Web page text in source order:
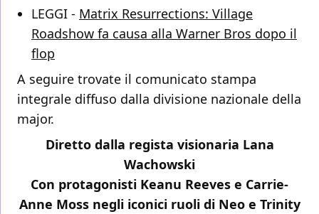
LEGGI - Matrix Resurrections: Village
Roadshow fa causa alla Warner Bros dopo il
flop
A seguire trovate il comunicato stampa
integrale diffuso dalla divisione nazionale della
major.
Diretto dalla regista visionaria Lana
Wachowski
Con protagonisti Keanu Reeves e Carrie-
Anne Moss negli iconici ruoli di Neo e Trinity